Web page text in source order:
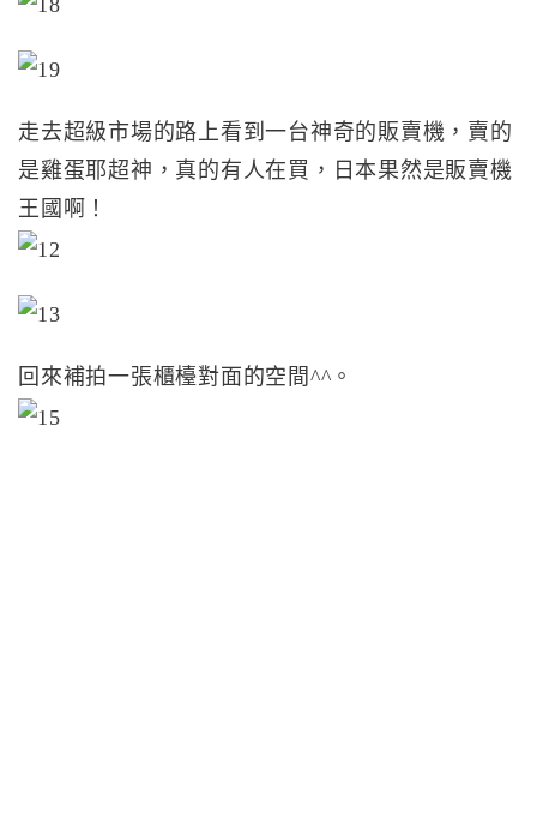
走去超級市場的路上看到一台神奇的販賣機，賣的
是雞蛋耶超神，真的有人在買，日本果然是販賣機
王國啊！
回來補拍一張櫃檯對面的空間^^。